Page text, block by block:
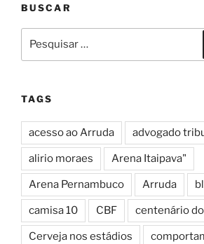
BUSCAR
por:
TAGS
acesso ao Arruda advogado
alirio moraes Arena Itaipava"
Arena Pernambuco Arruda
camisa 10 CBF centenário
Cerveja nos estádios